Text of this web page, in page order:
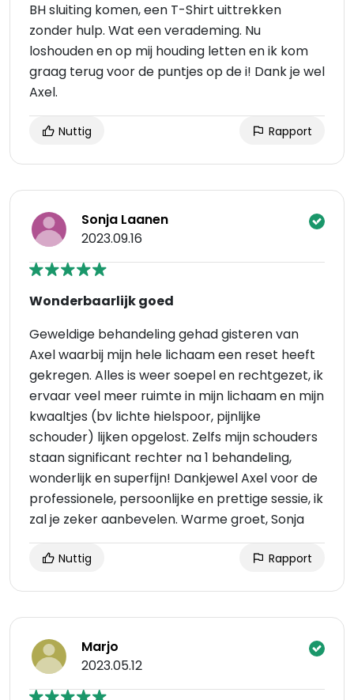
BH sluiting komen, een T-Shirt uittrekken
zonder hulp. Wat een verademing. Nu
loshouden en op mij houding letten en ik kom
graag terug voor de puntjes op de i! Dank je wel
Axel.
Nuttig Rapport
Sonja Laanen
2023.09.16
Wonderbaarlijk goed
Geweldige behandeling gehad gisteren van
Axel waarbij mijn hele lichaam een reset heeft
gekregen. Alles is weer soepel en rechtgezet, ik
ervaar veel meer ruimte in mijn lichaam en mijn
kwaaltjes (bv lichte hielspoor, pijnlijke
schouder) lijken opgelost. Zelfs mijn schouders
staan significant rechter na 1 behandeling,
wonderlijk en superfijn! Dankjewel Axel voor de
professionele, persoonlijke en prettige sessie, ik
zal je zeker aanbevelen. Warme groet, Sonja
Nuttig Rapport
Marjo
2023.05.12